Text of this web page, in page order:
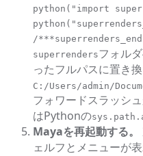
python("import
/
superrendersフォル
ったフルパスに置き
C:/Users/admin/
フォワードスラッシ
はPythonの
Mayaを再起動する。
ェルフとメニューが